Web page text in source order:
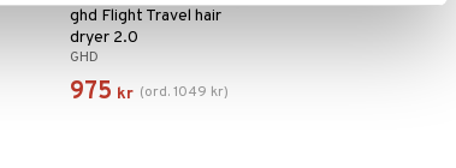
ghd Flight Travel hair
dryer 2.0
GHD
975 kr (ord.1049 kr)